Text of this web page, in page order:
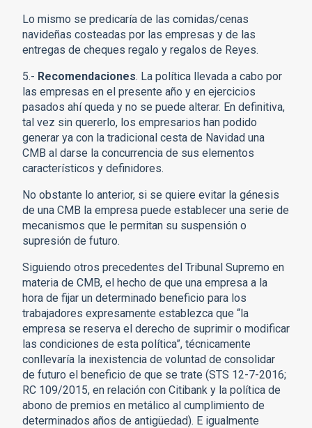
Lo mismo se predicaría de las comidas/cenas
navideñas costeadas por las empresas y de las
entregas de cheques regalo y regalos de Reyes.
5.- Recomendaciones. La política llevada a cabo por
las empresas en el presente año y en ejercicios
pasados ahí queda y no se puede alterar. En definitiva,
tal vez sin quererlo, los empresarios han podido
generar ya con la tradicional cesta de Navidad una
CMB al darse la concurrencia de sus elementos
característicos y definidores.
No obstante lo anterior, si se quiere evitar la génesis
de una CMB la empresa puede establecer una serie de
mecanismos que le permitan su suspensión o
supresión de futuro.
Siguiendo otros precedentes del Tribunal Supremo en
materia de CMB, el hecho de que una empresa a la
hora de fijar un determinado beneficio para los
trabajadores expresamente establezca que “la
empresa se reserva el derecho de suprimir o modificar
las condiciones de esta política”, técnicamente
conllevaría la inexistencia de voluntad de consolidar
de futuro el beneficio de que se trate (STS 12-7-2016;
RC 109/2015, en relación con Citibank y la política de
abono de premios en metálico al cumplimiento de
determinados años de antigüedad). E igualmente